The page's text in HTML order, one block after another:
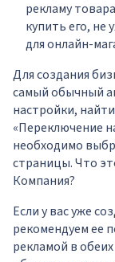
рекламу
купить его, не
для онлайн-
Для создания
самый обычный
настройки,
«Переключение
необходимо
страницы. Что
Компания?
Если у вас уже
рекомендуем ее
рекламой в